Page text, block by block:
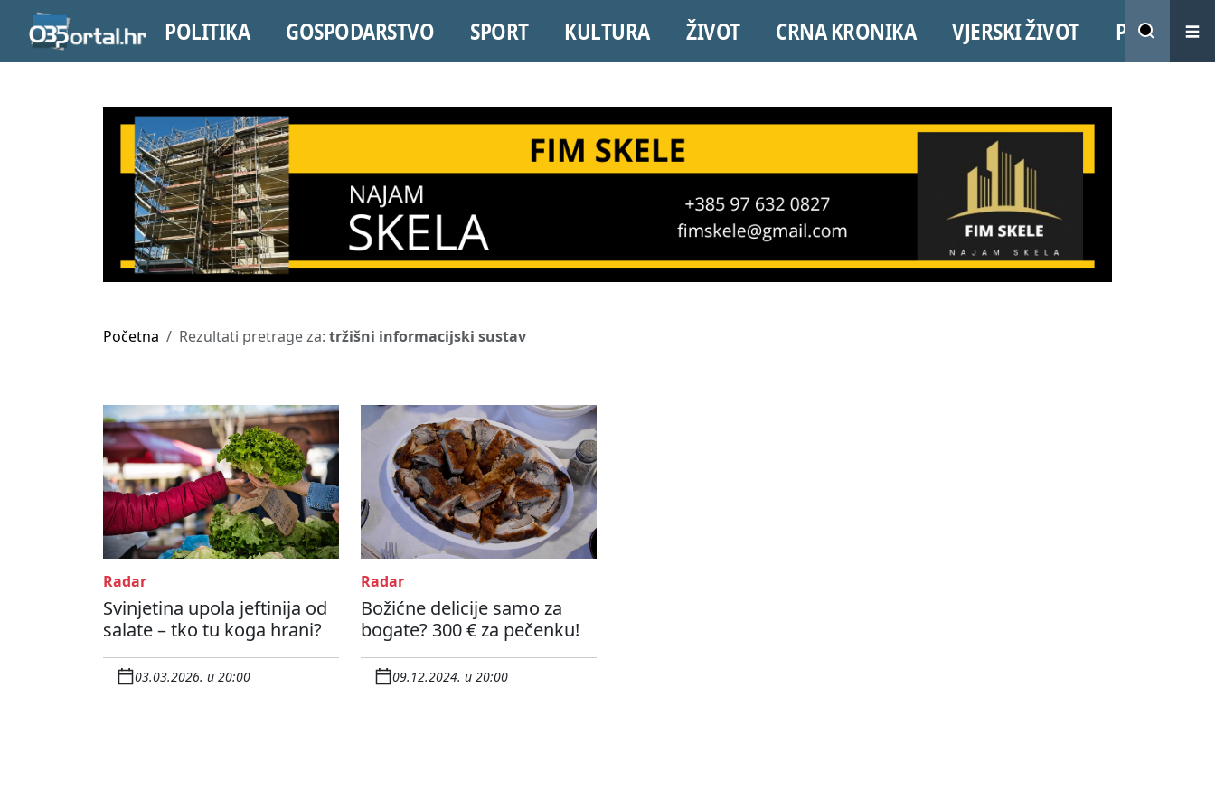
POLITIKA GOSPODARSTVO SPORT KULTURA ŽIVOT CRNA KRONIKA VJERSKI ŽIVOT PROMO
Početna Rezultati pretrage za: tržišni informacijski sustav
Radar
Svinjetina upola jeftinija od
salate – tko tu koga hrani?
03.03.2026. u 20:00
Radar
Božićne delicije samo za
bogate? 300 € za pečenku!
09.12.2024. u 20:00